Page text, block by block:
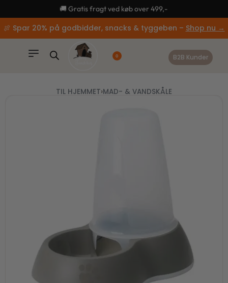
🚚 Gratis fragt ved køb over 499,-
🍖 Spar 20% på godbidder, snacks & tyggeben – Shop nu →
0 B2B Kunder
TIL HJEMMET›MAD- & VANDSKÅLE